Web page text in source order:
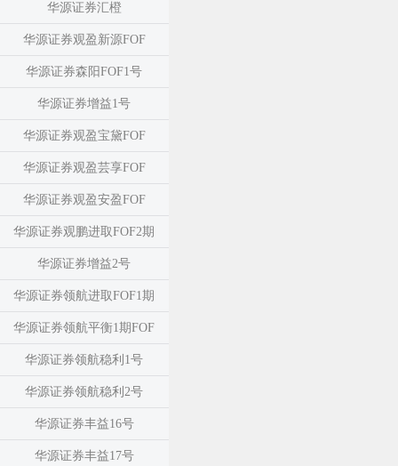
华源证券汇橙
华源证券观盈新源FOF
华源证券森阳FOF1号
华源证券增益1号
华源证券观盈宝黛FOF
华源证券观盈芸享FOF
华源证券观盈安盈FOF
华源证券观鹏进取FOF2期
华源证券增益2号
华源证券领航进取FOF1期
华源证券领航平衡1期FOF
华源证券领航稳利1号
华源证券领航稳利2号
华源证券丰益16号
华源证券丰益17号